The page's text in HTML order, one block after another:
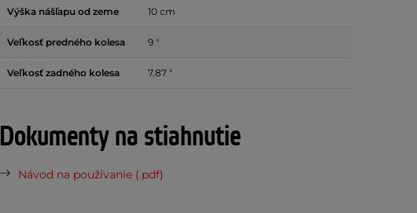
Výška nášľapu od zeme 10 cm
Veľkosť predného kolesa 9 "
Veľkosť zadného kolesa 7.87 "
Dokumenty na stiahnutie
Návod na používanie (.pdf)